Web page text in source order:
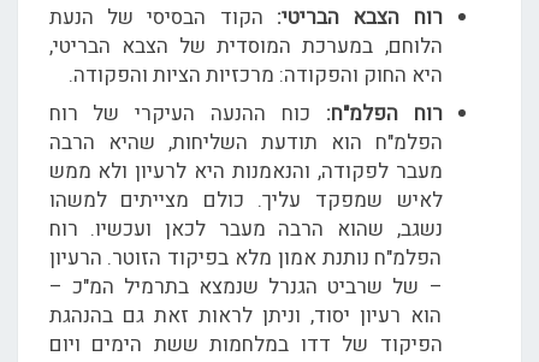
רוח הצבא הבריטי: הקוד הבסיסי של הנעת
הלוחם, במערכת המוסדית של הצבא הבריטי,
היא החוק והפקודה: מרכזיות הציות והפקודה.
רוח הפלמ"ח: כוח ההנעה העיקרי של רוח
הפלמ"ח הוא תודעת השליחות, שהיא הרבה
מעבר לפקודה, והנאמנות היא לרעיון ולא ממש
לאיש שמפקד עליך. כולם מצייתים למשהו
נשגב, שהוא הרבה מעבר לכאן ועכשיו. רוח
הפלמ"ח נותנת אמון מלא בפיקוד הזוטר. הרעיון
– של שרביט הגנרל שנמצא בתרמיל המ"כ –
הוא רעיון יסוד, וניתן לראות זאת גם בהנהגת
הפיקוד של דדו במלחמות ששת הימים ויום